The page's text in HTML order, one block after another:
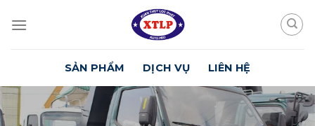
SẢN PHẨM DỊCH VỤ LIÊN HỆ